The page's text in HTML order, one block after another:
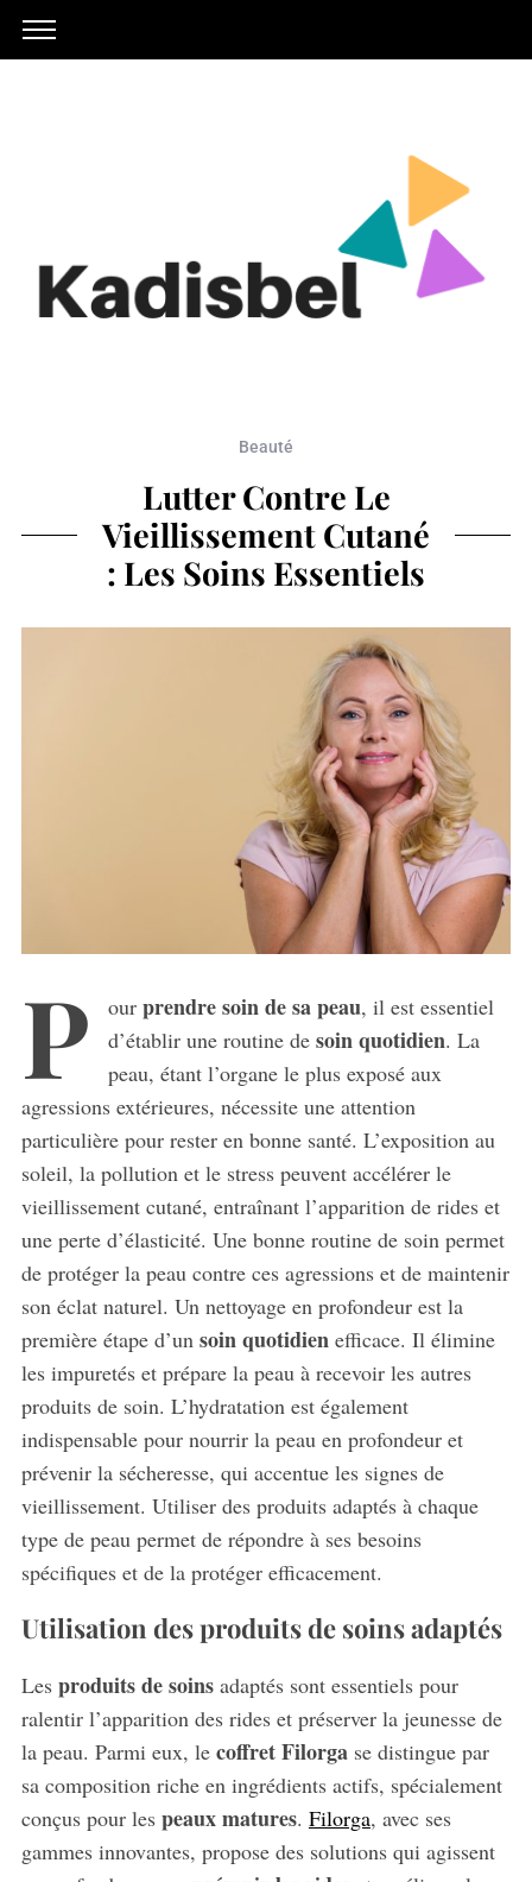
Beauté
Lutter Contre Le
Vieillissement Cutané
: Les Soins Essentiels
P our prendre soin de sa peau, il est essentiel
d’établir une routine de soin quotidien. La
peau, étant l’organe le plus exposé aux
agressions extérieures, nécessite une attention
particulière pour rester en bonne santé. L’exposition au
soleil, la pollution et le stress peuvent accélérer le
vieillissement cutané, entraînant l’apparition de rides et
une perte d’élasticité. Une bonne routine de soin permet
de protéger la peau contre ces agressions et de maintenir
son éclat naturel. Un nettoyage en profondeur est la
première étape d’un soin quotidien efficace. Il élimine
les impuretés et prépare la peau à recevoir les autres
produits de soin. L’hydratation est également
indispensable pour nourrir la peau en profondeur et
prévenir la sécheresse, qui accentue les signes de
vieillissement. Utiliser des produits adaptés à chaque
type de peau permet de répondre à ses besoins
spécifiques et de la protéger efficacement.
Utilisation des produits de soins adaptés
Les produits de soinsadaptés sont essentiels pour
ralentir l’apparition des rides et préserver la jeunesse de
la peau. Parmi eux, le coffret Filorgase distingue par
sa composition riche en ingrédients actifs, spécialement
conçus pour les peaux matures. Filorga, avec ses
gammes innovantes, propose des solutions qui agissent